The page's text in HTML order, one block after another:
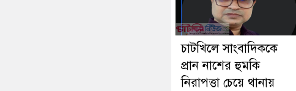
চাটখিলে সাংবাদিককে
প্রান নাশের হুমকি
নিরাপত্তা চেয়ে থানায়